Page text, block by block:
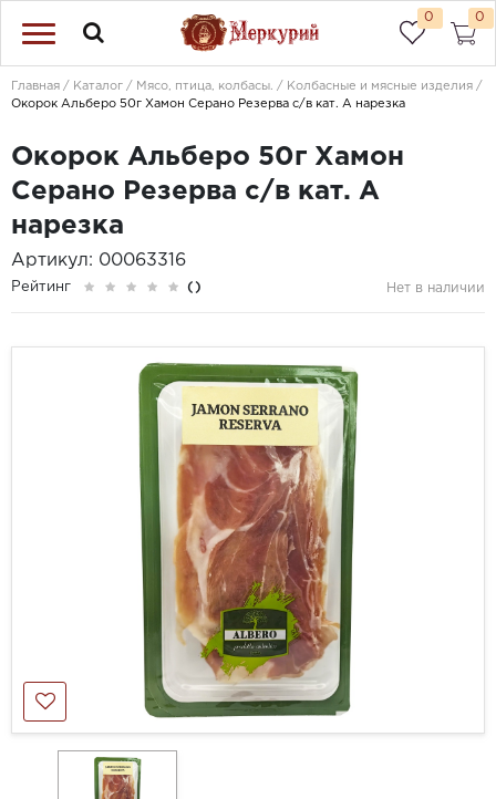
0 0
Главная Каталог Мясо, птица, колбасы.
Колбасные и мясные изделия
Окорок Альберо 50г Хамон Серано Резерва с/в кат. А нарезка
Окорок Альберо 50г Хамон
Серано Резерва с/в кат. А
нарезка
Артикул: 00063316
Рейтинг () Нет в наличии